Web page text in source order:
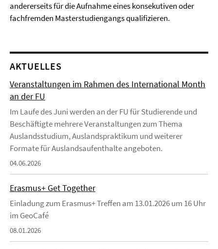
andererseits für die Aufnahme eines konsekutiven oder
fachfremden Masterstudiengangs qualifizieren.
AKTUELLES
Veranstaltungen im Rahmen des International Month
an der FU
Im Laufe des Juni werden an der FU für Studierende und
Beschäftigte mehrere Veranstaltungen zum Thema
Auslandsstudium, Auslandspraktikum und weiterer
Formate für Auslandsaufenthalte angeboten.
04.06.2026
Erasmus+ Get Together
Einladung zum Erasmus+ Treffen am 13.01.2026 um 16 Uhr
im GeoCafé
08.01.2026